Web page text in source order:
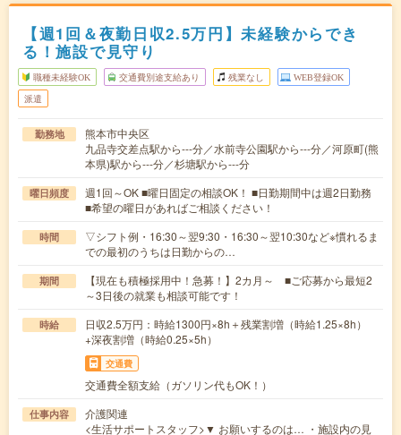
【週1回＆夜勤日収2.5万円】未経験からでき
る！施設で見守り
職種未経験OK 交通費別途支給あり 残業なし WEB登録OK
派遣
勤務地
熊本市中央区
九品寺交差点駅から---分／水前寺公園駅から---分／河原町(熊
本県)駅から---分／杉塘駅から---分
曜日頻度
週1回～OK ■曜日固定の相談OK！ ■日勤期間中は週2日勤務
■希望の曜日があればご相談ください！
時間
▽シフト例・16:30～翌9:30・16:30～翌10:30など※慣れるま
での最初のうちは日勤からの…
期間
【現在も積極採用中！急募！】2カ月～ ■ご応募から最短2
～3日後の就業も相談可能です！
時給
日収2.5万円：時給1300円×8h＋残業割増（時給1.25×8h）
+深夜割増（時給0.25×5h）
交通費
交通費全額支給（ガソリン代もOK！）
仕事内容
介護関連
<生活サポートスタッフ>▼ お願いするのは… ・施設内の見